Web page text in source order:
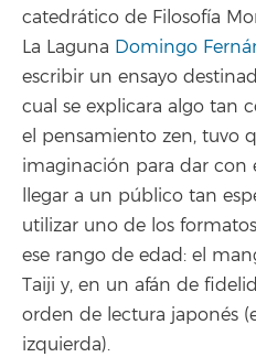
catedrático de Filosofía
La Laguna Domingo
escribir un ensayo
cual se explicara algo tan
el pensamiento zen, tuvo
imaginación para dar con
llegar a un público tan
utilizar uno de los
ese rango de edad: el
Taiji y, en un afán de
orden de lectura japonés
izquierda).